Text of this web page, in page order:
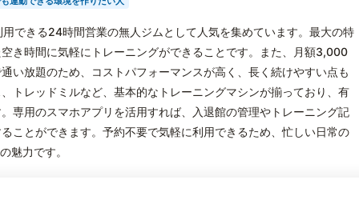
できる24時間営業の無人ジムとして人気を集めています。最大の特
き時間に気軽にトレーニングができることです。また、月額3,000
い放題のため、コストパフォーマンスが高く、長く続けやすい点も
トレッドミルなど、基本的なトレーニングマシンが揃っており、有
専用のスマホアプリを活用すれば、入退館の管理やトレーニング記
ことができます。予約不要で気軽に利用できるため、忙しい日常の
魅力です。